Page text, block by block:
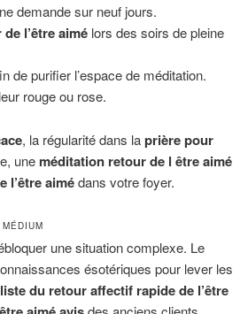
demande sur neuf jours.
l’être aimélors des soirs de pleine
de purifier l’espace de méditation.
rouge ou rose.
, la régularité dans laprière pour
une méditation retour de l être aimé
l’être aimédans votre foyer.
une situation complexe. Le
ésotériques pour lever les
du retour affectif rapide de l’être